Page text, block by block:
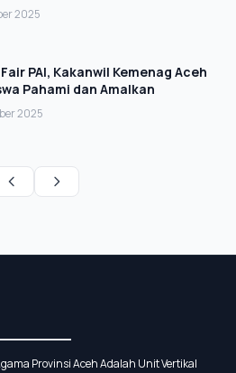
2025
PAI, Kakanwil Kemenag Aceh
Pahami dan Amalkan
2025
Provinsi Aceh Adalah Unit Vertikal